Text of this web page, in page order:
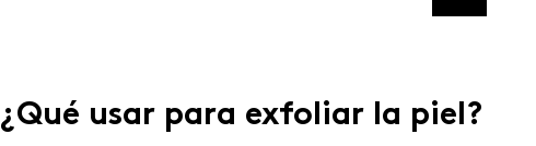
¿Qué usar para exfoliar la piel?